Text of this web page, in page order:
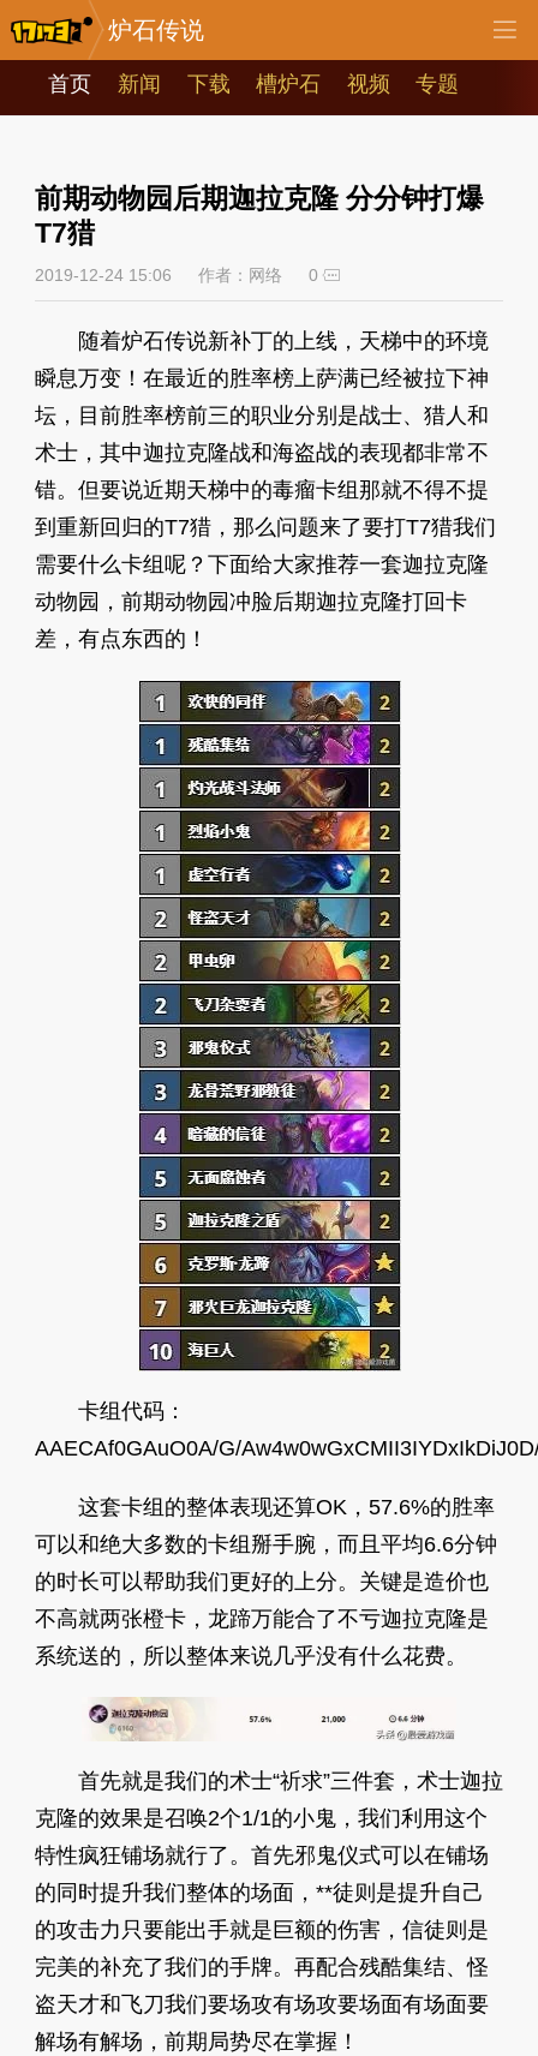
炉石传说
首页 新闻 下载 槽炉石 视频 专题
前期动物园后期迦拉克隆 分分钟打爆
T7猎
2019-12-24 15:06 作者：网络 0
随着炉石传说新补丁的上线，天梯中的环境
瞬息万变！在最近的胜率榜上萨满已经被拉下神
坛，目前胜率榜前三的职业分别是战士、猎人和
术士，其中迦拉克隆战和海盗战的表现都非常不
错。但要说近期天梯中的毒瘤卡组那就不得不提
到重新回归的T7猎，那么问题来了要打T7猎我们
需要什么卡组呢？下面给大家推荐一套迦拉克隆
动物园，前期动物园冲脸后期迦拉克隆打回卡
差，有点东西的！
卡组代码：
AAECAf0GAuO0A/G/
这套卡组的整体表现还算OK，57.6%的胜率
可以和绝大多数的卡组掰手腕，而且平均6.6分钟
的时长可以帮助我们更好的上分。关键是造价也
不高就两张橙卡，龙蹄万能合了不亏迦拉克隆是
系统送的，所以整体来说几乎没有什么花费。
首先就是我们的术士“祈求”三件套，术士迦拉
克隆的效果是召唤2个1/1的小鬼，我们利用这个
特性疯狂铺场就行了。首先邪鬼仪式可以在铺场
的同时提升我们整体的场面，**徒则是提升自己
的攻击力只要能出手就是巨额的伤害，信徒则是
完美的补充了我们的手牌。再配合残酷集结、怪
盗天才和飞刀我们要场攻有场攻要场面有场面要
解场有解场，前期局势尽在掌握！